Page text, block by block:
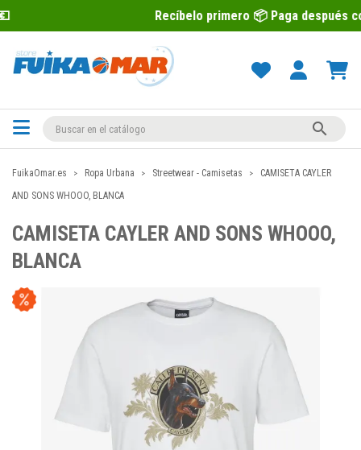
Recíbelo primero 📦 Paga después con Sequra

FuikaOmar.es Ropa Urbana Streetwear - Camisetas
CAMISETA CAYLER
AND SONS WHOOO, BLANCA
CAMISETA CAYLER AND SONS WHOOO,
BLANCA